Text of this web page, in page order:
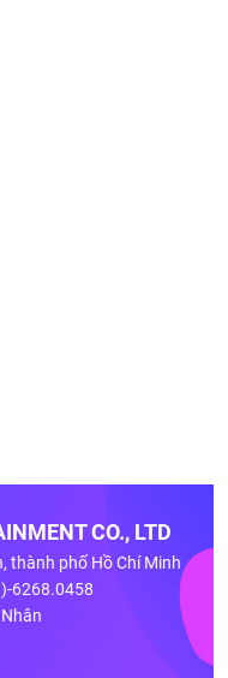
CO., LTD
thành phố Hồ Chí Minh
6268.0458